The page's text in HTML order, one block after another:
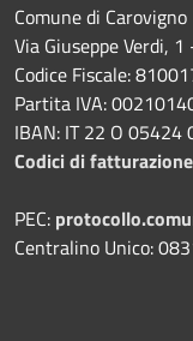
Comune di Carovigno
Via Giuseppe Verdi,
Codice Fiscale:
Partita IVA:
IBAN: IT 22 O
Codici di
PEC:
Centralino Unico: